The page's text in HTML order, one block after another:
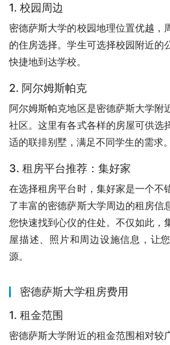
1. 校园周边
密德萨斯大学的校园地理位置优越，
的住房选择。学生可选择校园附近的
快捷地到达学校。
2. 阿尔姆斯帕克
阿尔姆斯帕克地区是密德萨斯大学附
社区。这里有各式各样的房屋可供选
适的联排别墅，满足不同学生的需求。
3. 租房平台推荐：集好家
在选择租房平台时，集好家是一个不
了丰富的密德萨斯大学周边的租房信
您快速找到心仪的住处。不仅如此，
屋描述、照片和周边设施信息，让
源。
密德萨斯大学租房费用
1. 租金范围
密德萨斯大学附近的租金范围相对较